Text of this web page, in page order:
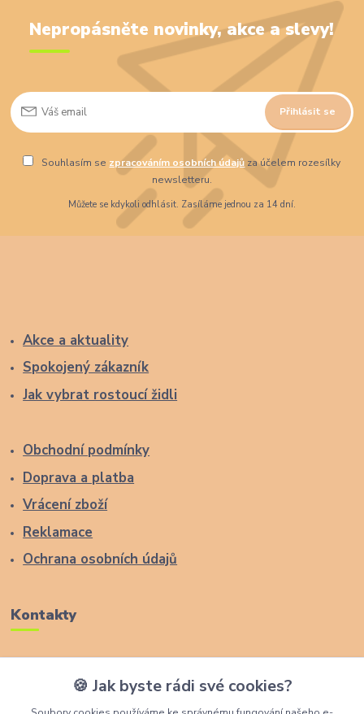
Nepropásněte novinky, akce a slevy!
Přihlásit se
Souhlasím se zpracováním osobních údajů za účelem rozesílky
newsletteru.
Můžete se kdykoli odhlásit. Zasíláme jednou za 14 dní.
Akce a aktuality
Spokojený zákazník
Jak vybrat rostoucí židli
Obchodní podmínky
Doprava a platba
Vrácení zboží
Reklamace
Ochrana osobních údajů
Kontakty
+420 774 291 043
🍪 Jak byste rádi své cookies?